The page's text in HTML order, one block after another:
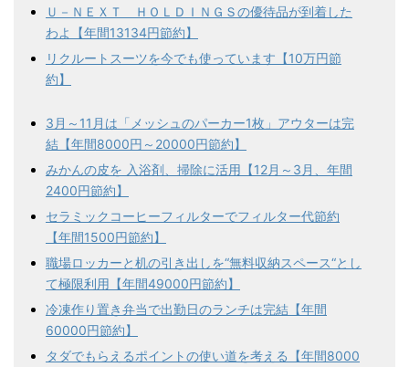
Ｕ－ＮＥＸＴ ＨＯＬＤＩＮＧＳの優待品が到着した
わよ【年間13134円節約】
リクルートスーツを今でも使っています【10万円節
約】
3月～11月は「メッシュのパーカー1枚」アウターは完
結【年間8000円～20000円節約】
みかんの皮を 入浴剤、掃除に活用【12月～3月、年間
2400円節約】
セラミックコーヒーフィルターでフィルター代節約
【年間1500円節約】
職場ロッカーと机の引き出しを“無料収納スペース“とし
て極限利用【年間49000円節約】
冷凍作り置き弁当で出勤日のランチは完結【年間
60000円節約】
タダでもらえるポイントの使い道を考える【年間8000